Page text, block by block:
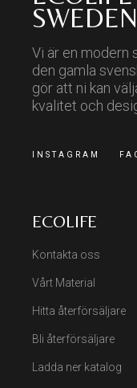
SWEDEN
Vi är en modern
den gamla
gör att ni kan
kvalitet och
INSTAGRAM
ECOLIFE
Kontakta oss
Vårt Material
Hitta återförsäljare
Bli återförsäljare
Ladda ner katalog